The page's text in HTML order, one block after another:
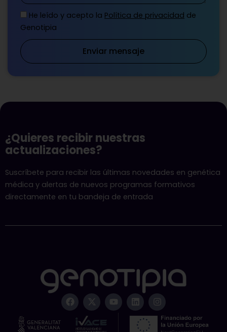
He leído y acepto la Política de privacidad de
Genotipia
Enviar mensaje
¿Quieres recibir nuestras
actualizaciones?
Suscríbete para recibir las últimas novedades en genética
médica y alertas de nuevos programas formativos
directamente en tu bandeja de entrada
F
a
c
X
-
t
w
Y
o
u
L
i
n
k
I
n
s